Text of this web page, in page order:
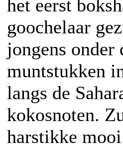
het eerst
goochelaar
jongens
muntstukken
langs de
kokosnoten.
harstikke